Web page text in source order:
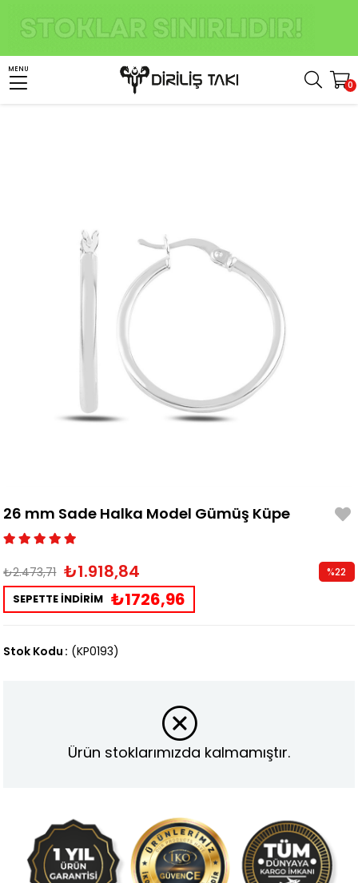
MENU
0
Kadın Gümüş Takı Kadın Gümüş Küpe
26 mm Sade Halka Model Gümüş Küpe
26 mm Sade Halka Model Gümüş Küpe
₺2.473,71 ₺1.918,84
SEPETTE İNDİRİM ₺1726,96
%22
Stok Kodu (KP0193)
Ürün stoklarımızda kalmamıştır.